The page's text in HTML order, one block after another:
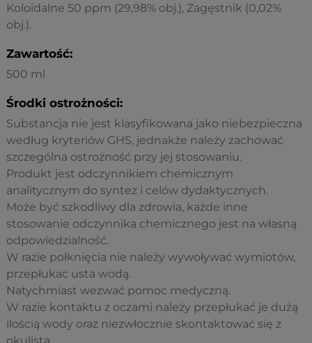
Koloidalne 50 ppm (29,98% obj.), Zagęstnik (0,02%
obj.).
Zawartość:
500 ml
Środki ostrożności:
Substancja nie jest klasyfikowana jako niebezpieczna
według kryteriów GHS, jednakże należy zachować
szczególna ostrożność przy jej stosowaniu.
Produkt jest odczynnikiem chemicznym
analitycznym do syntez i celów dydaktycznych.
Może być szkodliwy dla zdrowia, każde inne
stosowanie odczynnika chemicznego jest na własną
odpowiedzialność.
W razie połknięcia nie należy wywoływać wymiotów,
przepłukać usta wodą.
Natychmiast wezwać pomoc medyczną.
W razie kontaktu z oczami należy przepłukać je dużą
ilością wody oraz niezwłocznie skontaktować się z
okulistą.